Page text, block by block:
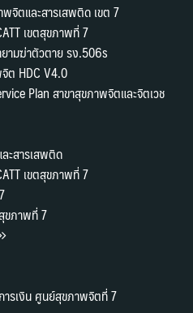
จิตและสารเสพติด เขต 7
เขตสุขภาพที่ 7
ามฆ่าตัวตาย รง.506s
ต HDC V4.0
Plan สาขาสุขภาพจิตและจิตเวช
ะสารเสพติด
เขตสุขภาพที่ 7
ขภาพที่ 7
ารเงิน ศูนย์สุขภาพจิตที่ 7